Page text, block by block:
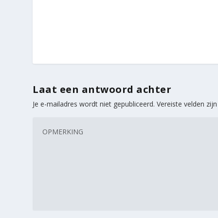
Laat een antwoord achter
Je e-mailadres wordt niet gepubliceerd. Vereiste velden